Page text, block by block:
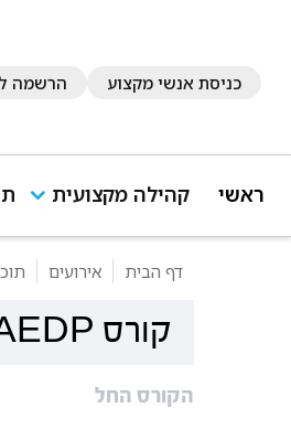
כניסת אנשי מקצוע הרשמה
ראשי קהילה מקצועית
דף הבית אירועים
קורס AEDP חדש בצפון הארץ
הקורס החל